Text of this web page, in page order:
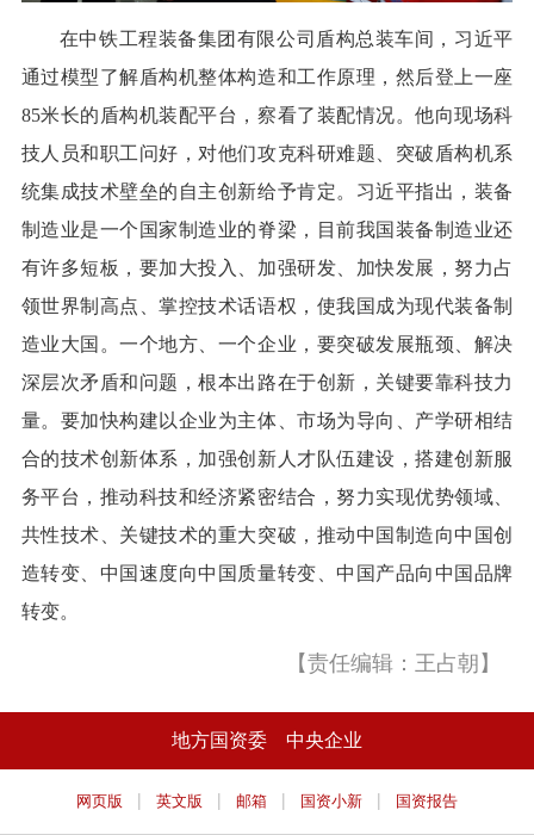
在中铁工程装备集团有限公司盾构总装车间，习近平
通过模型了解盾构机整体构造和工作原理，然后登上一座
85米长的盾构机装配平台，察看了装配情况。他向现场科
技人员和职工问好，对他们攻克科研难题、突破盾构机系
统集成技术壁垒的自主创新给予肯定。习近平指出，装备
制造业是一个国家制造业的脊梁，目前我国装备制造业还
有许多短板，要加大投入、加强研发、加快发展，努力占
领世界制高点、掌控技术话语权，使我国成为现代装备制
造业大国。一个地方、一个企业，要突破发展瓶颈、解决
深层次矛盾和问题，根本出路在于创新，关键要靠科技力
量。要加快构建以企业为主体、市场为导向、产学研相结
合的技术创新体系，加强创新人才队伍建设，搭建创新服
务平台，推动科技和经济紧密结合，努力实现优势领域、
共性技术、关键技术的重大突破，推动中国制造向中国创
造转变、中国速度向中国质量转变、中国产品向中国品牌
转变。
【责任编辑：王占朝】
地方国资委 中央企业
网页版 | 英文版 | 邮箱 | 国资小新 | 国资报告